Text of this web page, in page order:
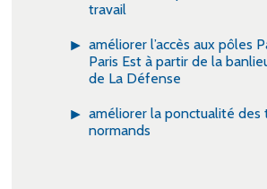
travail
améliorer l’accès aux pôles
Paris Est à partir de la
de La Défense
améliorer la ponctualité des
normands